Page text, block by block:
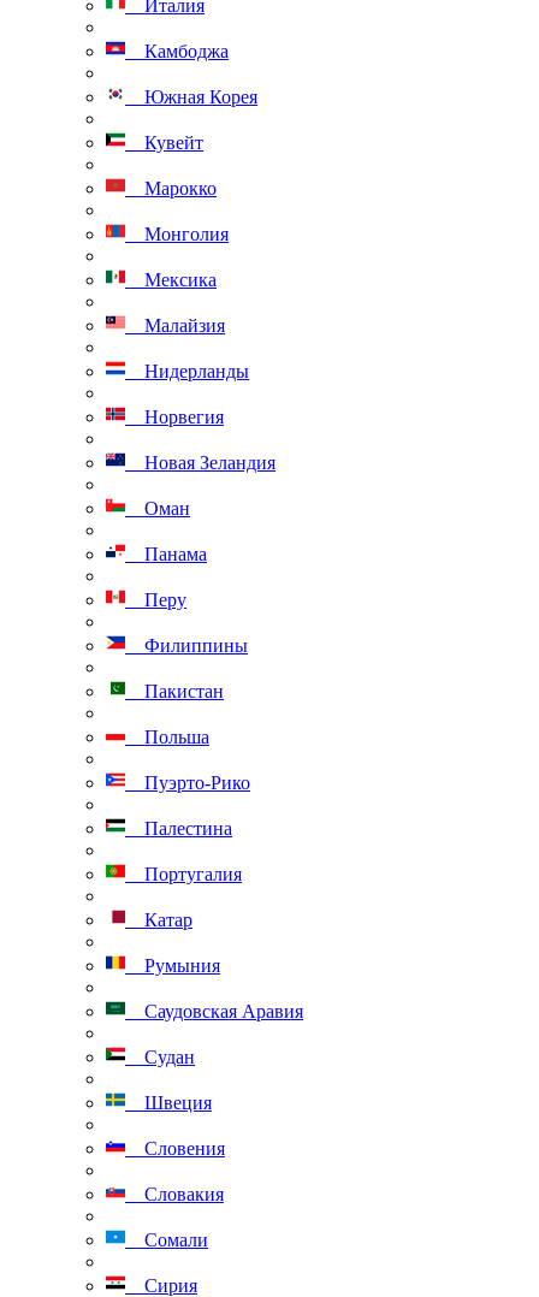
Италия
Камбоджа
Южная Корея
Кувейт
Марокко
Монголия
Мексика
Малайзия
Нидерланды
Норвегия
Новая Зеландия
Оман
Панама
Перу
Филиппины
Пакистан
Польша
Пуэрто-Рико
Палестина
Португалия
Катар
Румыния
Саудовская Аравия
Судан
Швеция
Словения
Словакия
Сомали
Сирия